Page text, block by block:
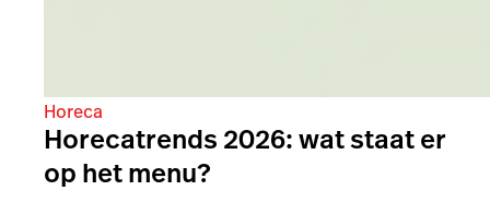
Horeca
Horecatrends 2026: wat staat er
op het menu?